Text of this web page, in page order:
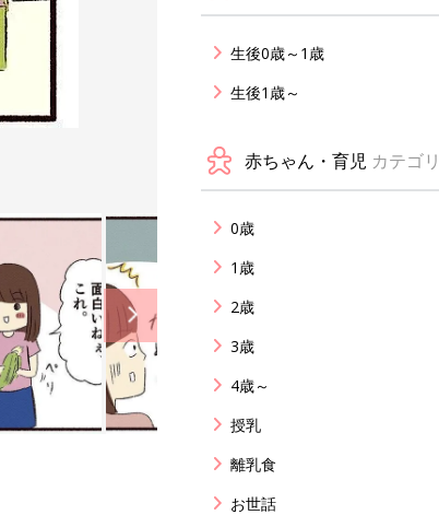
生後0歳～1歳
生後1歳～
赤ちゃん・育児 カテゴ
0歳
1歳
2歳
3歳
4歳～
授乳
離乳食
お世話